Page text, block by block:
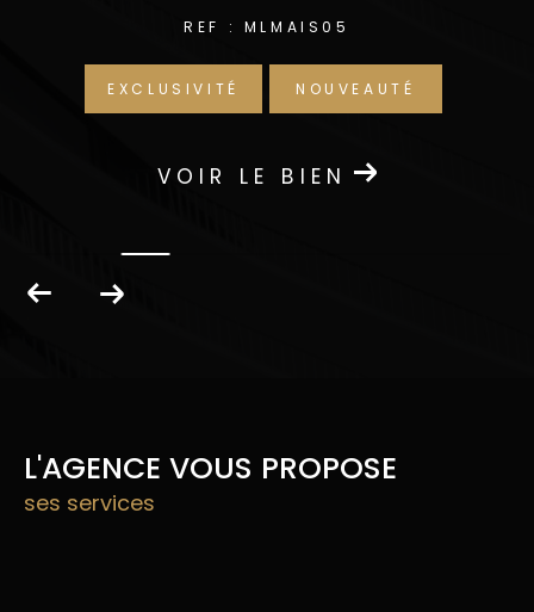
REF : MLMAIS05
EXCLUSIVITÉ NOUVEAUTÉ
VOIR LE BIEN
L'AGENCE VOUS PROPOSE
ses services